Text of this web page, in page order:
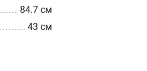
84.7 см
43 см